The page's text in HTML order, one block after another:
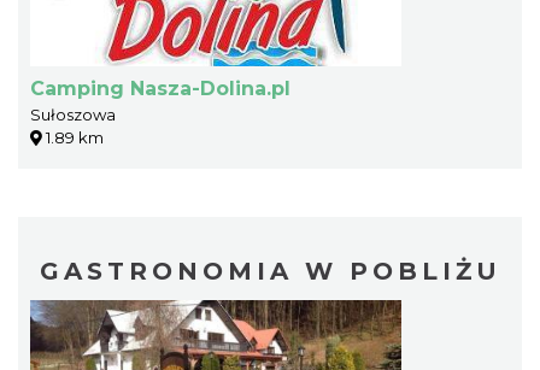
Camping Nasza-Dolina.pl
Sułoszowa
1.89 km
GASTRONOMIA W POBLIŻU